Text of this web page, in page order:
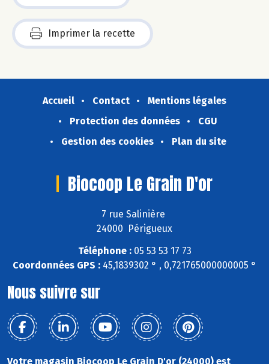
Imprimer la recette
Accueil Contact
Mentions légales
Protection des données
CGU
Gestion des cookies
Plan du site
Biocoop Le Grain D'or
7 rue Salinière
24000 Périgueux
Téléphone :05 53 53 17 73
Coordonnées GPS : 45,1839302 ° , 0,721765000000005 °
Nous suivre sur
Votre magasin Biocoop Le Grain D'or (24000) est